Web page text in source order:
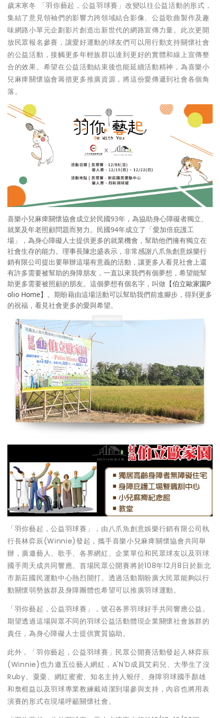
歲末寒冬 「羽你藝起，公益羽球賽」改變以往公益活動的形式，
集結了意見領袖們的影響力跨領域結合影像、公益歌曲製作及趣
味網路小單元企劃影片創造出新世代的網路宣傳力量。此次更開
放民眾報名參賽，讓愛好運動的球友們可以用行動支持關懷社會
的公益活動，接觸更多年輕族群以達到更好的實體和線上宣傳整
合的效果。希望在公益活動結束後也能延續活動精神，為喜樂小
兒麻痺關懷協會籌措更多推廣資源，將這份愛傳遞到社會各個角
落。
喜樂小兒麻痺關懷協會成立於民國93年，為協助身心障礙者獨立、
就業及年老照顧問題而努力。民國94年成立了「愛加倍庇護工
場」，為身心障礙人士提供更多的就業機會，幫助他們擁有獨立在
社會生存的能力。理事長陳忠盛表示，非常感謝八爪魚創意娛樂行
銷有限公司提出要舉辦這場有意義的活動，讓更多人看見社會上還
有許多需要被幫助的身障朋友，一直以來我們有個夢想，希望能幫
助更多需要被照顧的朋友。這個夢想有個名字，叫做 【伯立歐家園P
olio Home】 。期盼藉由這場活動可以幫助我們前進腳步，得到更多
的祝福，看見社會更多的愛與希望。
「羽你藝起，公益羽球賽」，由八爪魚創意娛樂行銷有限公司執
行長林弈辰(Winnie)發起，攜手喜樂小兒麻痺關懷協會共同舉
辦，廣邀藝人、歌手、各界網紅、企業單位和民眾球友以及羽球
國手周天成共同響應。首場民眾公開賽將於108年12月8日於新北
市新莊國民運動中心熱烈開打。透過活動期盼廣大民眾能夠以行
動關懷弱勢族群及身障團體也希望可以推廣羽球運動。
「羽你藝起，公益羽球賽」，號召各界羽球好手共同響應公益。
期望透過這場與眾不同的羽球公益活動體現企業關懷社會族群的
責任，為身心障礙人士提供實質協助。
此外，「羽你藝起，公益羽球賽」民眾公開賽活動發起人林弈辰
(Winnie)也力邀五位藝人網紅，A'N'D成員艾莉兒、大學生了沒
Ruby、粟粟、網紅蜜蜜、知名主持人蜆仔、身障羽球國手顏雄
和詹棍益以及羽球專業教練戴靖潔到場參與支持，內容也將用表
演賽的形式在現場呼籲關懷社會。